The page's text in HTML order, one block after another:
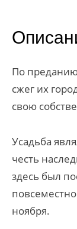
По
сжег их
свою
Усадьба
честь
здесь был
ноября.